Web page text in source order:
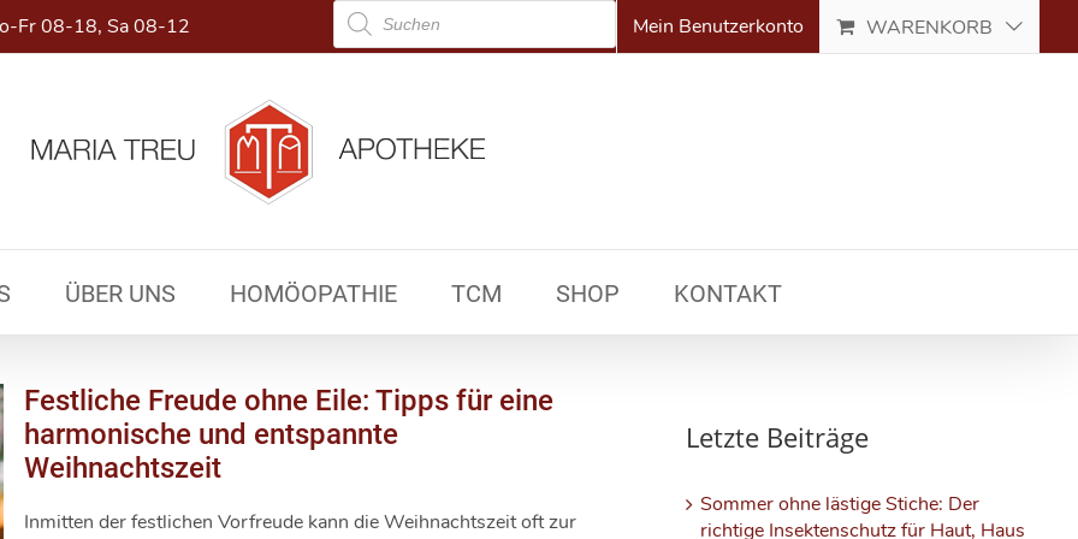
Fr 08-18, Sa 08-12
Products
search Mein Benutzerkonto WARENKORB
ÜBER UNS HOMÖOPATHIE TCM SHOP KONTAKT
Festliche Freude ohne Eile: Tipps für eine
harmonische und entspannte
Weihnachtszeit
Inmitten der festlichen Vorfreude kann die Weihnachtszeit oft zur
Letzte Beiträge
Sommer ohne lästige Stiche: Der
richtige Insektenschutz für Haut, Haus